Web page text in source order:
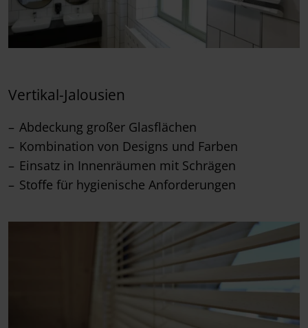
Vertikal-Jalousien
Abdeckung großer Glasflächen
Kombination von Designs und Farben
Einsatz in Innenräumen mit Schrägen
Stoffe für hygienische Anforderungen